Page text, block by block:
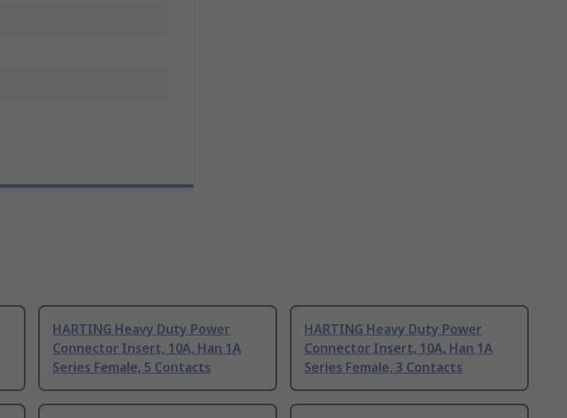
HARTING Heavy Duty Power
Connector Insert, 10A, Han 1A
Series Female, 5 Contacts
HARTING Heavy Duty Power
Connector Insert, 10A, Han 1A
Series Female, 3 Contacts